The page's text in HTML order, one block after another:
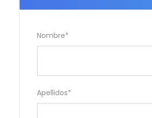
Nombre*
Apellidos*